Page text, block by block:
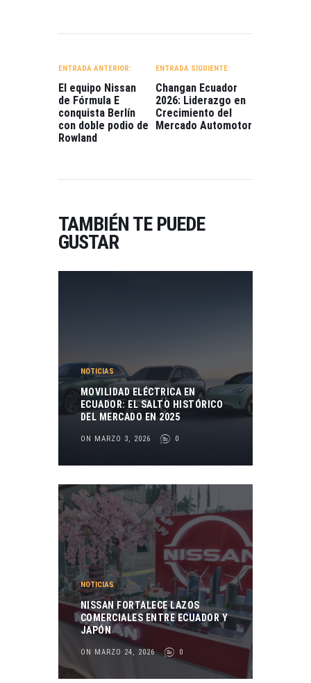
ENTRADAS
ENTRADA ANTERIOR:
El equipo Nissan
de Fórmula E
conquista Berlín
con doble podio de
Rowland
ENTRADA SIGUIENTE:
Changan Ecuador
2026: Liderazgo en
Crecimiento del
Mercado Automotor
TAMBIÉN TE PUEDE
GUSTAR
NOTICIAS
MOVILIDAD ELÉCTRICA EN
ECUADOR: EL SALTO HISTÓRICO
DEL MERCADO EN 2025
ON MARZO 3, 2026 0
NOTICIAS
NISSAN FORTALECE LAZOS
COMERCIALES ENTRE ECUADOR Y
JAPÓN
ON MARZO 24, 2026 0